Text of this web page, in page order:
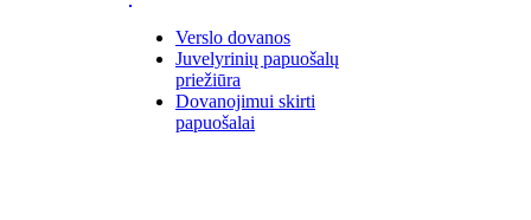
Verslo dovanos
Juvelyrinių papuošalų
priežiūra
Dovanojimui skirti
papuošalai